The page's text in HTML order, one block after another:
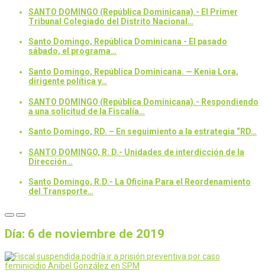
SANTO DOMINGO (República Dominicana).- El Primer
Tribunal Colegiado del Distrito Nacional…
Santo Domingo, República Dominicana - El pasado
sábado, el programa…
Santo Domingo, República Dominicana. — Kenia Lora,
dirigente política y…
SANTO DOMINGO (República Dominicana).- Respondiendo
a una solicitud de la Fiscalía…
Santo Domingo, RD. – En seguimiento a la estrategia “RD…
SANTO DOMINGO, R. D.- Unidades de interdicción de la
Dirección…
Santo Domingo, R.D.- La Oficina Para el Reordenamiento
del Transporte…
Día: 6 de noviembre de 2019